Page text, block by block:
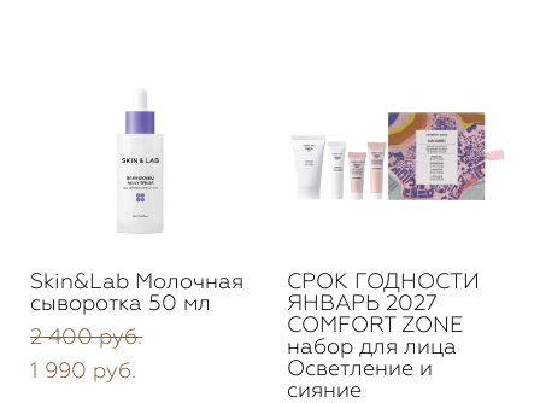
Skin&Lab Молочная
сыворотка 50 мл
2 400 pуб.
1 990 pуб.
СРОК ГОДНОСТИ
ЯНВАРЬ 2027
COMFORT ZONE
набор для лица
Осветление и
сияние